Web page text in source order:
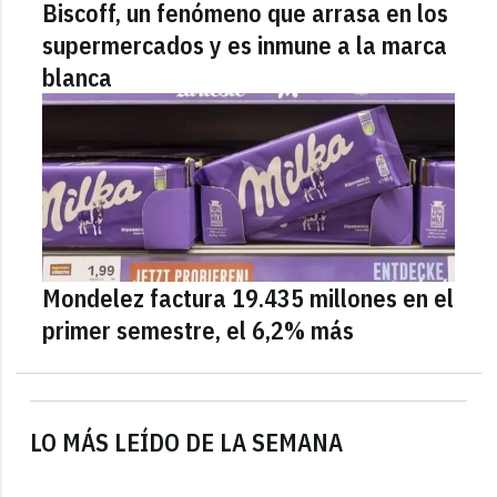
LO MÁS LEÍDO DE LA SEMANA
Biscoff, un fenómeno que arrasa en los
supermercados y es inmune a la marca
blanca
Mondelez factura 19.435 millones en el
primer semestre, el 6,2% más